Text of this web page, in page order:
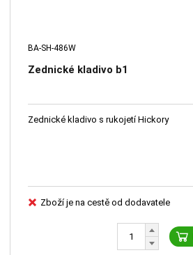
BA-SH-486W
Zednické kladivo b1
Zednické kladivo s rukojetí Hickory
Zboží je na cestě od dodavatele